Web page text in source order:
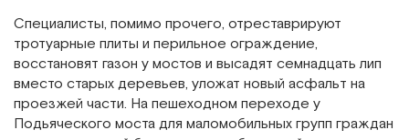
Специалисты, помимо прочего, отреставрируют
тротуарные плиты и перильное ограждение,
восстановят газон у мостов и высадят семнадцать лип
вместо старых деревьев, уложат новый асфальт на
проезжей части. На пешеходном переходе у
Подьяческого моста для маломобильных групп граждан